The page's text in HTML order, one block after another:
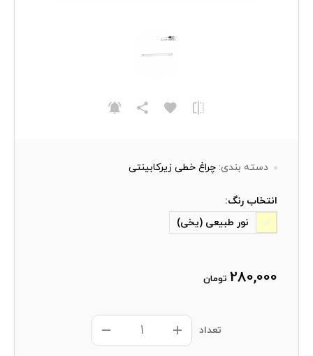
دسته بندی: چراغ‌ خطی زیرکابینتی
انتخاب رنگ:
نور طبیعی (یخی)
280,000 تومان
تعداد